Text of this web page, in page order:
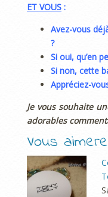
ET VOUS :
Avez-vous
?
Si oui, qu’en
Si non, cette
Appréciez-
Je vous souhaite
adorables
Vous